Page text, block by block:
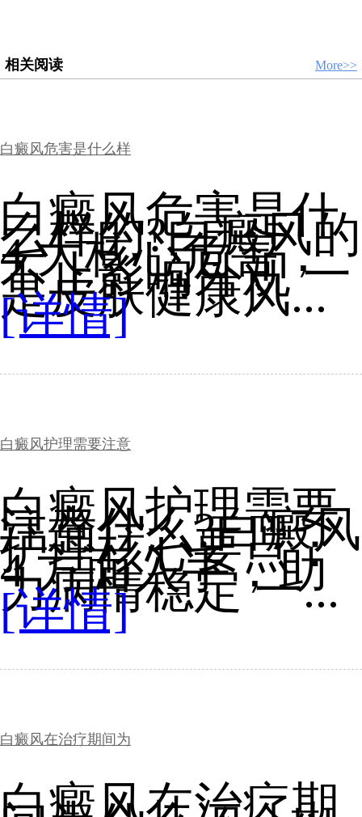
相关阅读 More>>
白癜风危害是什么样
白癜风危害是什
么样的?白癜风的
4 大核心危害，
不止影响外观 一
是皮肤健康风...
[详情]
白癜风护理需要注意
白癜风护理需要
注意什么?白癜风
护理核心要点：
4 方面入手，助
力病情稳定 一...
[详情]
白癜风在治疗期间为
白癜风在治疗期